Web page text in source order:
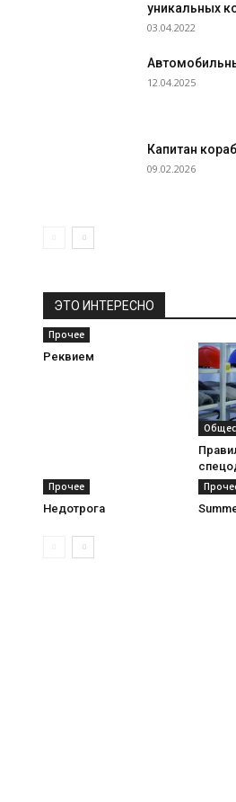
уникальных
03.04.2022
12.04.2025
Капитан
09.02.2026
ЭТО ИНТЕРЕСНО
Прочее
Реквием
Прочее
Недотрога